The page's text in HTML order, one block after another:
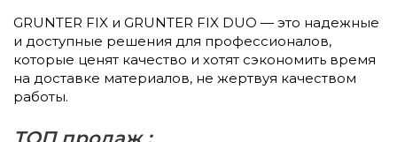
GRUNTER FIX и GRUNTER FIX DUO — это надежные
и доступные решения для профессионалов,
которые ценят качество и хотят сэкономить время
на доставке материалов, не жертвуя качеством
работы.